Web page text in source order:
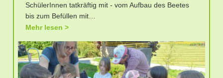
SchülerInnen tatkräftig mit - vom Aufbau des Beetes
bis zum Befüllen mit…
Mehr lesen